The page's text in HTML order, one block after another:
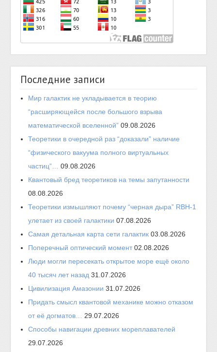
Последние записи
Мир галактик не укладывается в теорию
“расширяющейся после большого взрыва
математической вселенной” 09.08.2026
Теоретики в очередной раз “доказали” наличие
“физического вакуума полного виртуальных
частиц”… 09.08.2026
Квантовый бред теоретиков на темы запутанности
08.08.2026
Теоретики измышляют почему “черная дыра” RBH-1
улетает из своей галактики 07.08.2026
Самая детальная карта сети галактик 03.08.2026
Поперечный оптический момент 02.08.2026
Люди могли пересекать открытое море ещё около
40 тысяч лет назад 31.07.2026
Цивилизация Амазонии 31.07.2026
Придать смысл квантовой механике можно отказом
от её догматов… 29.07.2026
Способы навигации древних мореплавателей
29.07.2026